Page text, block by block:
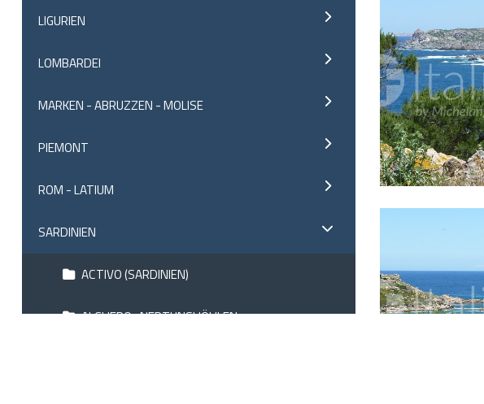
LIGURIEN
LOMBARDEI
MARKEN - ABRUZZEN - MOLISE
PIEMONT
ROM - LATIUM
SARDINIEN
ACTIVO (SARDINIEN)
ALGHERO- NEPTUNSHÖHLEN